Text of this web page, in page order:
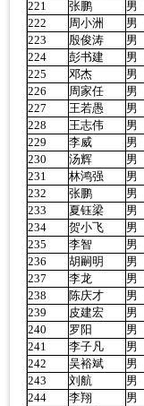
221
张鹏 男
222
周小洲 男
223
殷俊涛 男
224
彭书建 男
225
邓杰 男
226
周家任 男
227
王若愚 男
228
王志伟 男
229
李威 男
230
汤辉 男
231
林鸿强 男
232
张鹏 男
233
夏钰梁 男
234
贺小飞 男
235
李智 男
236
胡嗣明 男
237
李龙 男
238
陈庆才 男
239
皮建宏 男
240
罗阳 男
241
李子凡 男
242
吴裕斌 男
243
刘航 男
244
李翔 男